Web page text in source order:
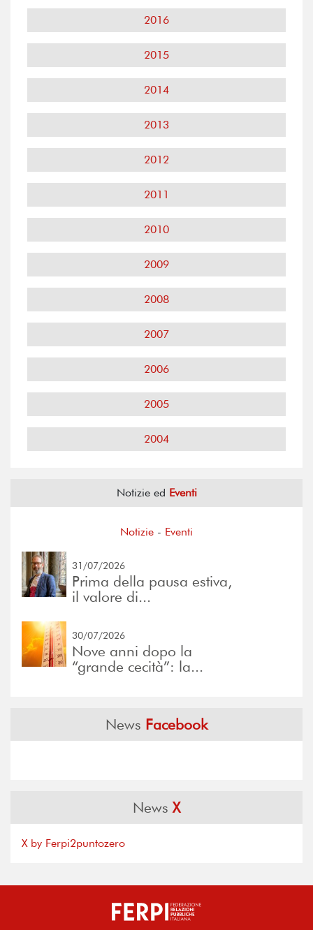
2016
2015
2014
2013
2012
2011
2010
2009
2008
2007
2006
2005
2004
Notizie ed Eventi
Notizie - Eventi
31/07/2026
Prima della pausa estiva,
il valore di...
30/07/2026
Nove anni dopo la
“grande cecità”: la...
News Facebook
NewsX
X by Ferpi2puntozero